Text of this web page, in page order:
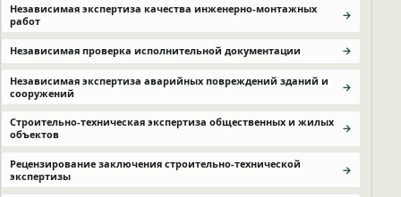
Независимая экспертиза качества инженерно-монтажных
работ
Независимая проверка исполнительной документации
Независимая экспертиза аварийных повреждений зданий и
сооружений
Строительно-техническая экспертиза общественных и жилых
объектов
Рецензирование заключения строительно-технической
экспертизы